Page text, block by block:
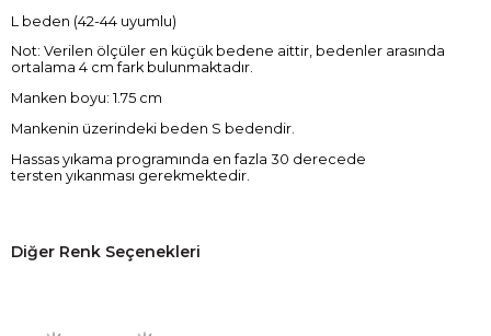
L beden (42-44 uyumlu)
Not: Verilen ölçüler en küçük bedene aittir, bedenler arasında
ortalama 4 cm fark bulunmaktadır.
Manken boyu: 1.75 cm
Mankenin üzerindeki beden S bedendir.
Hassas yıkama programında en fazla 30 derecede
tersten yıkanması gerekmektedir.
Diğer Renk Seçenekleri